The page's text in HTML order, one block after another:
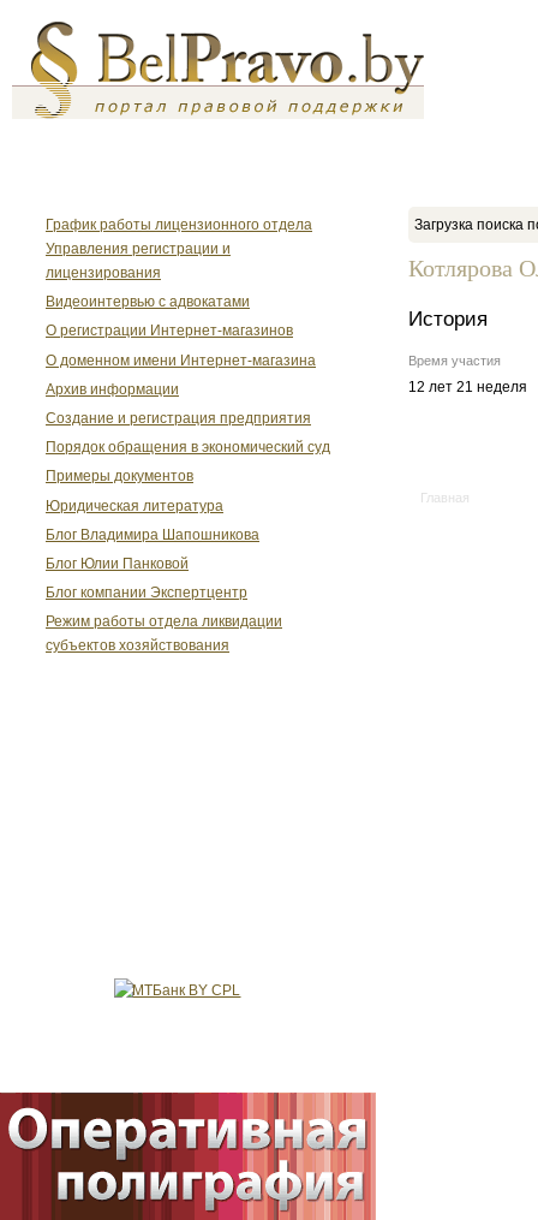
График работы лицензионного отдела
Управления регистрации и
лицензирования
Видеоинтервью с адвокатами
О регистрации Интернет-магазинов
О доменном имени Интернет-магазина
Архив информации
Создание и регистрация предприятия
Порядок обращения в экономический суд
Примеры документов
Юридическая литература
Блог Владимира Шапошникова
Блог Юлии Панковой
Блог компании Экспертцентр
Режим работы отдела ликвидации
субъектов хозяйствования
Загрузка поиска
Котлярова
История
Время участия
12 лет 21 неделя
Главная